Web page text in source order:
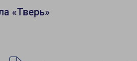
«Тверь»